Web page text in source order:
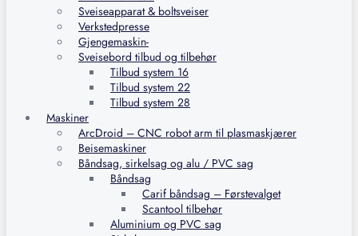
Sveiseapparat & boltsveiser
Verkstedpresse
Gjengemaskin-
Sveisebord tilbud og tilbehør
Tilbud system 16
Tilbud system 22
Tilbud system 28
Maskiner
ArcDroid – CNC robot arm til plasmaskjærer
Beisemaskiner
Båndsag, sirkelsag og alu / PVC sag
Båndsag
Carif båndsag – Førstevalget
Scantool tilbehør
Aluminium og PVC sag